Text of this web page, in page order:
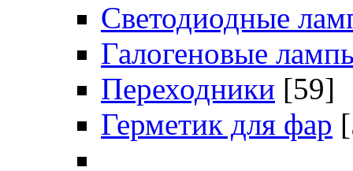
Светодиодные
Галогеновые
Переходники [59]
Герметик для фар